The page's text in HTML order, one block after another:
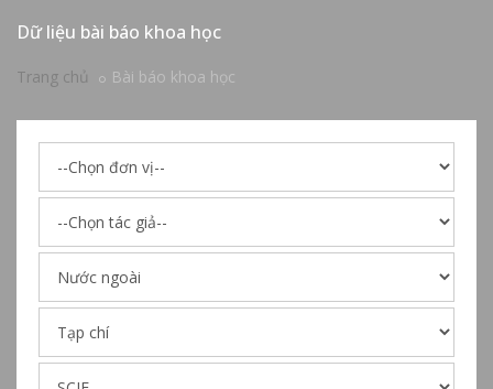
Dữ liệu bài báo khoa học
Trang chủ Bài báo khoa học